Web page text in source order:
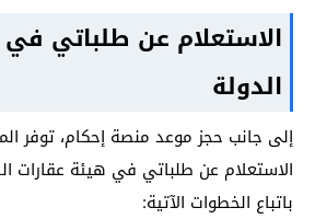
الاستعلام عن طلباتي
الدولة
إلى جانب حجز موعد منصة إحكام، توفر
الاستعلام عن طلباتي في هيئة عقارات
باتباع الخطوات الآتية: